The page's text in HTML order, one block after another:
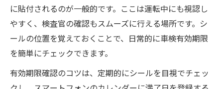
に貼付されるのが一般的です。ここは運転中にも視認し
やすく、検査官の確認もスムーズに行える場所です。シ
ールの位置を覚えておくことで、日常的に車検有効期限
を簡単にチェックできます。
有効期限確認のコツは、定期的にシールを目視でチェッ